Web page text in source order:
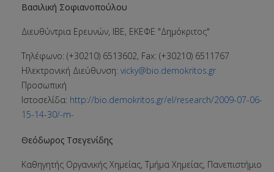
Βασιλική Σοφιανοπούλου
Διευθύντρια Ερευνών, ΙΒΕ, ΕΚΕΦΕ "Δημόκριτος"
Τηλέφωνο: (+30210) 6513602, Fax: (+30210) 6511767
Ηλεκτρονική Διεύθυνση: vicky@bio.demokritos.gr
Προσωπική
Ιστοσελίδα: http://bio.demokritos.gr/el/research/2009-07-06-
15-14-30/-m-
Θεόδωρος Τσεγενίδης
Καθηγητής Οργανικής Χημείας, Τμήμα Χημείας, Πανεπιστήμιο